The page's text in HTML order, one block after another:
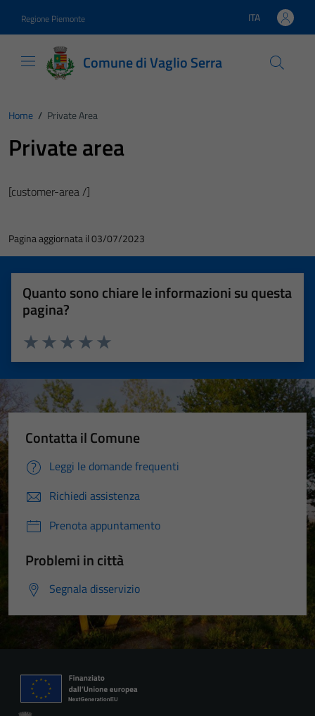
Regione Piemonte Lingua attiva:
ITA
Comune di Vaglio Serra
Home / Private Area
Private area
[customer-area /]
Pagina aggiornata il 03/07/2023
Quanto sono chiare le informazioni su questa
pagina?
Valuta 5 stelle su 5
Valuta 4 stelle su 5
Valuta 3 stelle su 5
Valuta 2 stelle su 5
Valuta 1 stelle su 5
Contatta il Comune
Leggi le domande frequenti
Richiedi assistenza
Prenota appuntamento
Problemi in città
Segnala disservizio